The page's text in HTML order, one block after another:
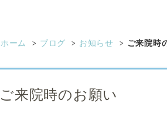
ホーム ブログ お知らせ ご来院時
ご来院時のお願い